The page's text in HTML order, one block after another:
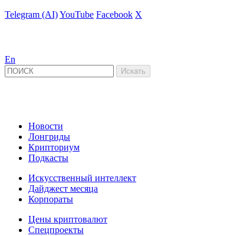
Telegram (AI)YouTube Facebook X
En
Новости
Лонгриды
Крипториум
Подкасты
Искусственный интеллект
Дайджест месяца
Корпораты
Цены криптовалют
Спецпроекты